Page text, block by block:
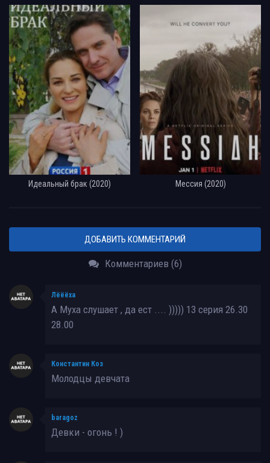
Идеальный брак (2020) Мессия (2020)
ДОБАВИТЬ КОММЕНТАРИЙ
Комментариев (6)
Лёёёха
А Муха слушает , да ест .... ))))) 13 серия 26.30
28.00
Константин Коз
Молодцы девчата
baragoz
Девки - огонь ! )